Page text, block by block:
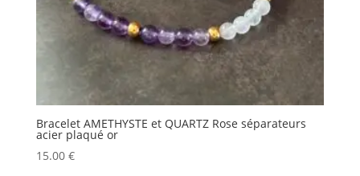
Bracelet AMETHYSTE et QUARTZ Rose séparateurs
acier plaqué or
15.00 €